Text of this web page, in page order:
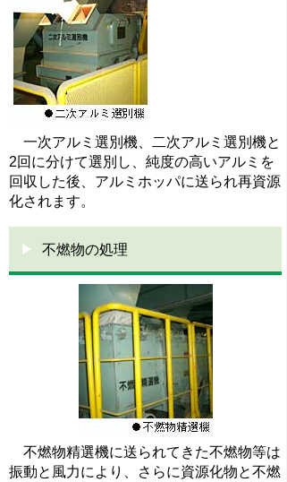
一次アルミ選別機、二次アルミ選別機と
2回に分けて選別し、純度の高いアルミを
回収した後、アルミホッパに送られ再資源
化されます。
不燃物の処理
不燃物精選機に送られてきた不燃物等は
振動と風力により、さらに資源化物と不燃